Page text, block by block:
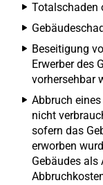
Totalschaden
Beseitigung
Erwerber des
vorhersehbar
Abbruch
nicht
sofern das
erworben
Gebäudes